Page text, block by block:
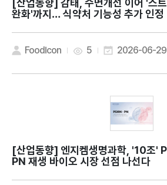
[산업동향]
완화'까지… 식약처 기능성 추가 인정
FoodIcon 5 2026-06-29
[산업동향]
PN 재생 바이오 시장 선점 나선다